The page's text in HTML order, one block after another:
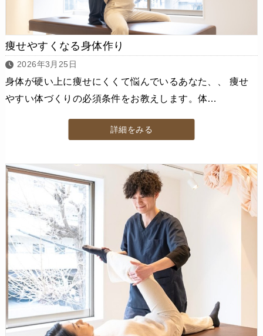
痩せやすくなる身体作り
2026年3月25日
身体が硬い上に痩せにくくて悩んでいるあなた、、 痩せ
やすい体づくりの必須条件をお教えします。体…
詳細をみる